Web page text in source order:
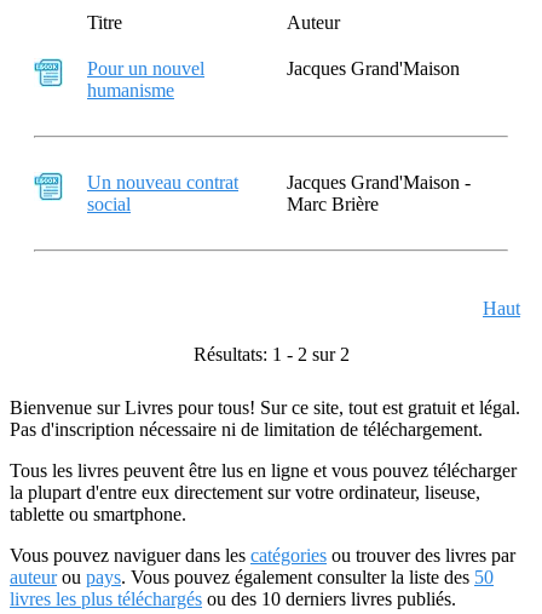
Titre Auteur
Pour un nouvel
humanisme
Jacques Grand'Maison
Un nouveau contrat
social
Jacques Grand'Maison -
Marc Brière
Haut
Résultats: 1 - 2 sur 2
Bienvenue sur Livres pour tous! Sur ce site, tout est gratuit et légal.
Pas d'inscription nécessaire ni de limitation de téléchargement.
Tous les livres peuvent être lus en ligne et vous pouvez télécharger
la plupart d'entre eux directement sur votre ordinateur, liseuse,
tablette ou smartphone.
Vous pouvez naviguer dans les catégories ou trouver des livres par
auteurou pays. Vous pouvez également consulter la liste des 50
livres les plus téléchargés ou des 10 derniers livres publiés.